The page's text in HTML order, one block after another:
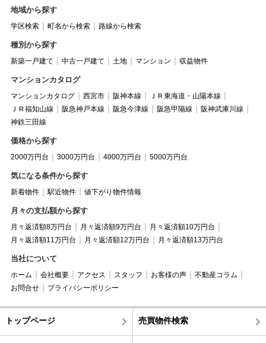
地域から探す
学区検索 町名から検索 路線から検索
種別から探す
新築一戸建て 中古一戸建て 土地 マンション 収益物件
マンションカタログ
マンションカタログ 西宮市 阪神本線
ＪＲ東海道・山陽本線
ＪＲ福知山線
阪急神戸本線 阪急今津線 阪急甲陽線
阪神武庫川線
神鉄三田線
価格から探す
2000万円台 3000万円台 4000万円台 5000万円台
気になる条件から探す
新着物件 駅近物件 値下がり物件情報
月々の支払額から探す
月々返済額8万円台 月々返済額9万円台
月々返済額10万円台
月々返済額11万円台
月々返済額12万円台 月々返済額13万円台
当社について
ホーム 会社概要 アクセス スタッフ お客様の声
不動産コラム
お問合せ
プライバシーポリシー
トップページ 売買物件検索